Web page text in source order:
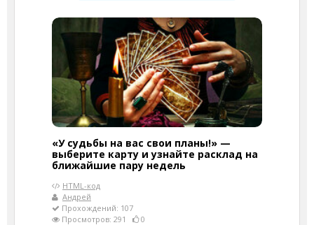
«У судьбы на вас свои планы!» —
выберите карту и узнайте расклад на
ближайшие пару недель
HTML-код
Андрей
Прохождений: 107
Просмотров: 291
0